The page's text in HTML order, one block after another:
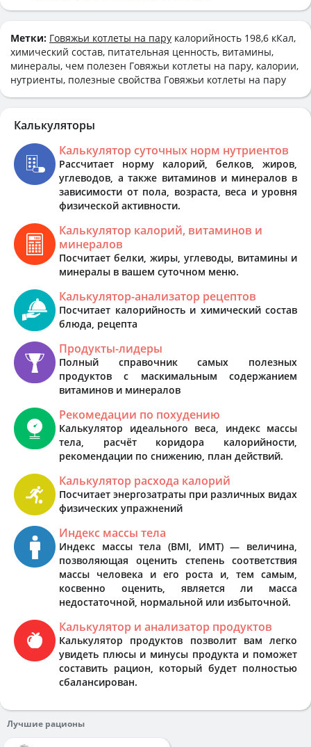
Метки: Говяжьи котлеты на пару калорийность 198,6 кКал,
химический состав, питательная ценность, витамины,
минералы, чем полезен Говяжьи котлеты на пару, калории,
нутриенты, полезные свойства Говяжьи котлеты на пару
Калькуляторы
Калькулятор суточных норм нутриентов
Рассчитает норму калорий, белков, жиров,
углеводов, а также витаминов и минералов в
зависимости от пола, возраста, веса и уровня
физической активности.
Калькулятор калорий, витаминов и
минералов
Посчитает белки, жиры, углеводы, витамины и
минералы в вашем суточном меню.
Калькулятор-анализатор рецептов
Посчитает калорийность и химический состав
блюда, рецепта
Продукты-лидеры
Полный справочник самых полезных
продуктов с маскимальным содержанием
витаминов и минералов
Рекомедации по похудению
Калькулятор идеального веса, индекс массы
тела, расчёт коридора калорийности,
рекомендации по снижению, план действий.
Калькулятор расхода калорий
Посчитает энергозатраты при различных видах
физических упражнений
Индекс массы тела
Индекс массы тела (BMI, ИМТ) — величина,
позволяющая оценить степень соответствия
массы человека и его роста и, тем самым,
косвенно оценить, является ли масса
недостаточной, нормальной или избыточной.
Калькулятор и анализатор продуктов
Калькулятор продуктов позволит вам легко
увидеть плюсы и минусы продукта и поможет
составить рацион, который будет полностью
сбалансирован.
Лучшие рационы